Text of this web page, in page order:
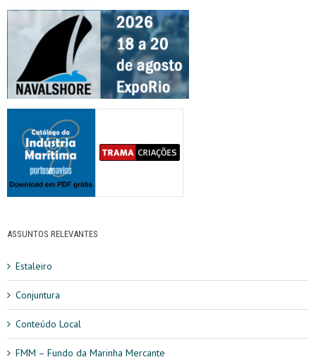
ASSUNTOS RELEVANTES
Estaleiro
Conjuntura
Conteúdo Local
FMM – Fundo da Marinha Mercante